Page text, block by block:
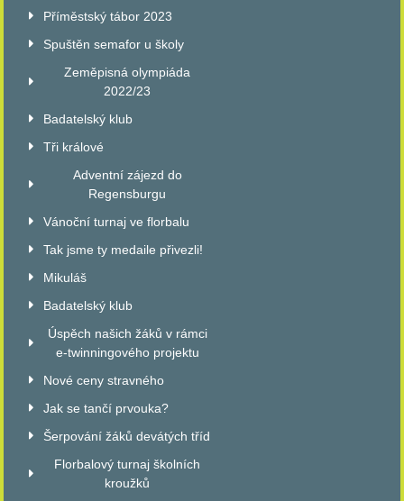
Příměstský tábor 2023
Spuštěn semafor u školy
Zeměpisná olympiáda
2022/23
Badatelský klub
Tři králové
Adventní zájezd do
Regensburgu
Vánoční turnaj ve florbalu
Tak jsme ty medaile přivezli!
Mikuláš
Badatelský klub
Úspěch našich žáků v rámci
e-twinningového projektu
Nové ceny stravného
Jak se tančí prvouka?
Šerpování žáků devátých tříd
Florbalový turnaj školních
kroužků